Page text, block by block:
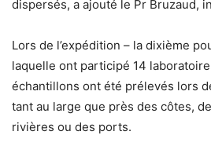
dispersés, a ajouté le Pr Bruzaud,
Lors de l’expédition – la dixième
laquelle ont participé 14
échantillons ont été prélevés lors
tant au large que près des côtes,
rivières ou des ports.